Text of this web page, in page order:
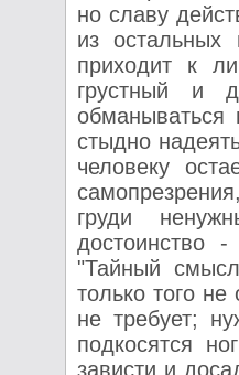
но славу
из
приходит к
грустный и
обманываться
стыдно
человеку
груди
достоинство -
"Тайный
только того
не требует;
подкосятся
зависти и